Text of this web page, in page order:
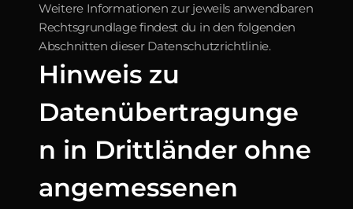
Weitere Informationen zur jeweils anwendbaren
Rechtsgrundlage findest du in den folgenden
Abschnitten dieser Datenschutzrichtlinie.
Hinweis zu
Datenübertragunge
n in Drittländer ohne
angemessenen